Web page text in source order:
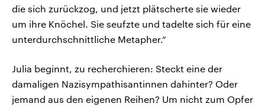
die sich zurückzog, und jetzt plätscherte sie wieder
um ihre Knöchel. Sie seufzte und tadelte sich für eine
unterdurchschnittliche Metapher.“
Julia beginnt, zu recherchieren: Steckt eine der
damaligen Nazisympathisantinnen dahinter? Oder
jemand aus den eigenen Reihen? Um nicht zum Opfer